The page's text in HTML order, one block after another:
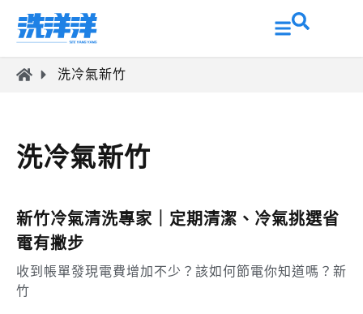
洗冷氣新竹
洗冷氣新竹
新竹冷氣清洗專家｜定期清潔、冷氣挑選省
電有撇步
收到帳單發現電費增加不少？該如何節電你知道嗎？新
竹